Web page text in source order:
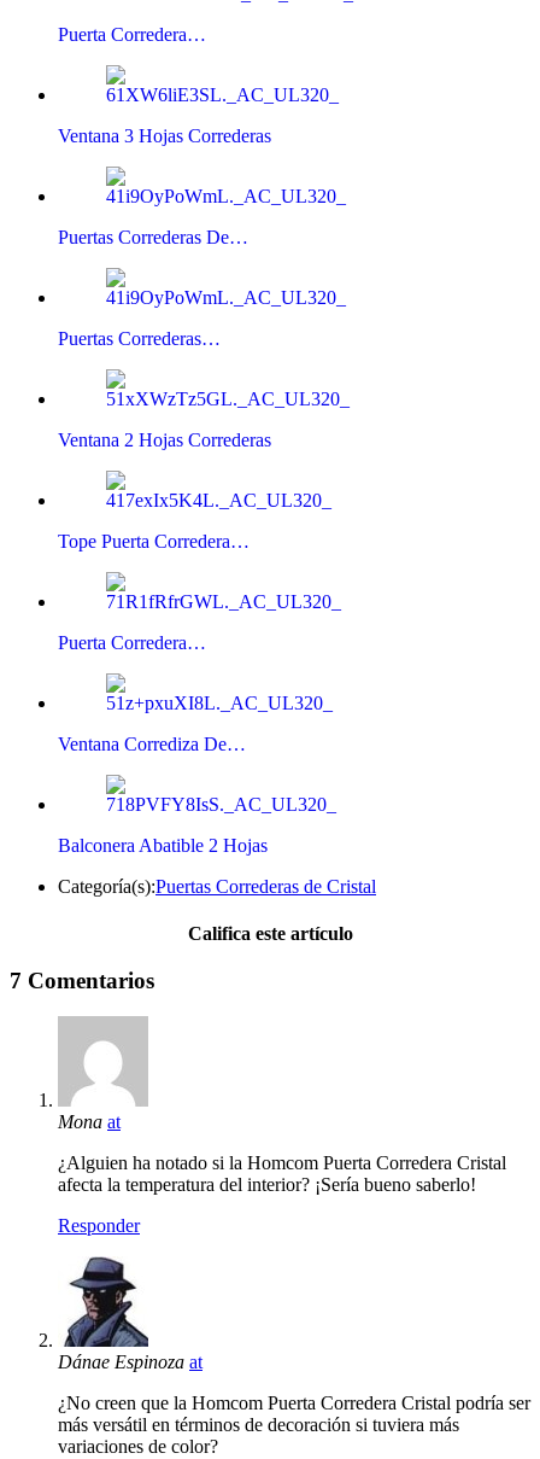
Puerta Corredera…
Ventana 3 Hojas Correderas
Puertas Correderas De…
Puertas Correderas…
Ventana 2 Hojas Correderas
Tope Puerta Corredera…
Puerta Corredera…
Ventana Corrediza De…
Balconera Abatible 2 Hojas
Categoría(s):Puertas Correderas de Cristal
Califica este artículo
7 Comentarios
Mona at
¿Alguien ha notado si la Homcom Puerta Corredera Cristal
afecta la temperatura del interior? ¡Sería bueno saberlo!
Responder
Dánae Espinoza at
¿No creen que la Homcom Puerta Corredera Cristal podría ser
más versátil en términos de decoración si tuviera más
variaciones de color?